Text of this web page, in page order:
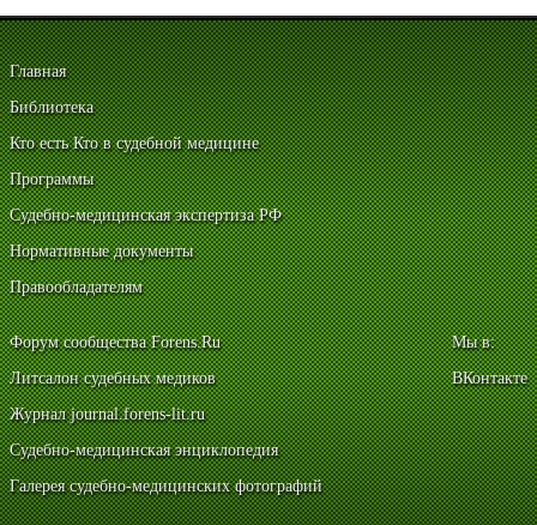
Главная
Библиотека
Кто есть Кто в судебной медицине
Программы
Судебно-медицинская экспертиза РФ
Нормативные документы
Правообладателям
Форум сообщества Forens.Ru
Литсалон судебных медиков
Журнал journal.forens-lit.ru
Судебно-медицинская энциклопедия
Галерея судебно-медицинских фотографий
Мы в:
ВКонтакте